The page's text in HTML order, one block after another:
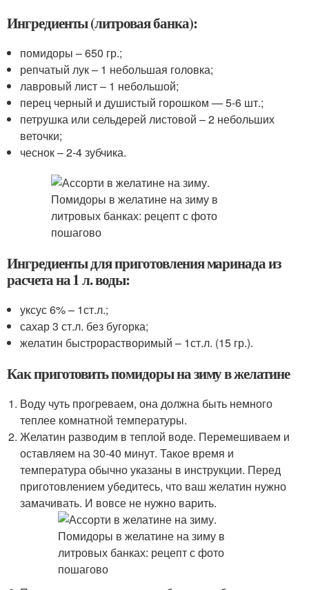
Ингредиенты (литровая банка):
помидоры – 650 гр.;
репчатый лук – 1 небольшая головка;
лавровый лист – 1 небольшой;
перец черный и душистый горошком — 5-6 шт.;
петрушка или сельдерей листовой – 2 небольших
веточки;
чеснок – 2-4 зубчика.
Ингредиенты для приготовления маринада из
расчета на 1 л. воды:
уксус 6% – 1ст.л.;
сахар 3 ст.л. без бугорка;
желатин быстрорастворимый – 1ст.л. (15 гр.).
Как приготовить помидоры на зиму в желатине
Воду чуть прогреваем, она должна быть немного
теплее комнатной температуры.
Желатин разводим в теплой воде. Перемешиваем и
оставляем на 30-40 минут. Такое время и
температура обычно указаны в инструкции. Перед
приготовлением убедитесь, что ваш желатин нужно
замачивать. И вовсе не нужно варить.